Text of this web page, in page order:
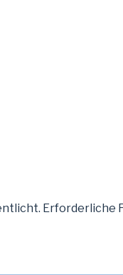
Erforderliche